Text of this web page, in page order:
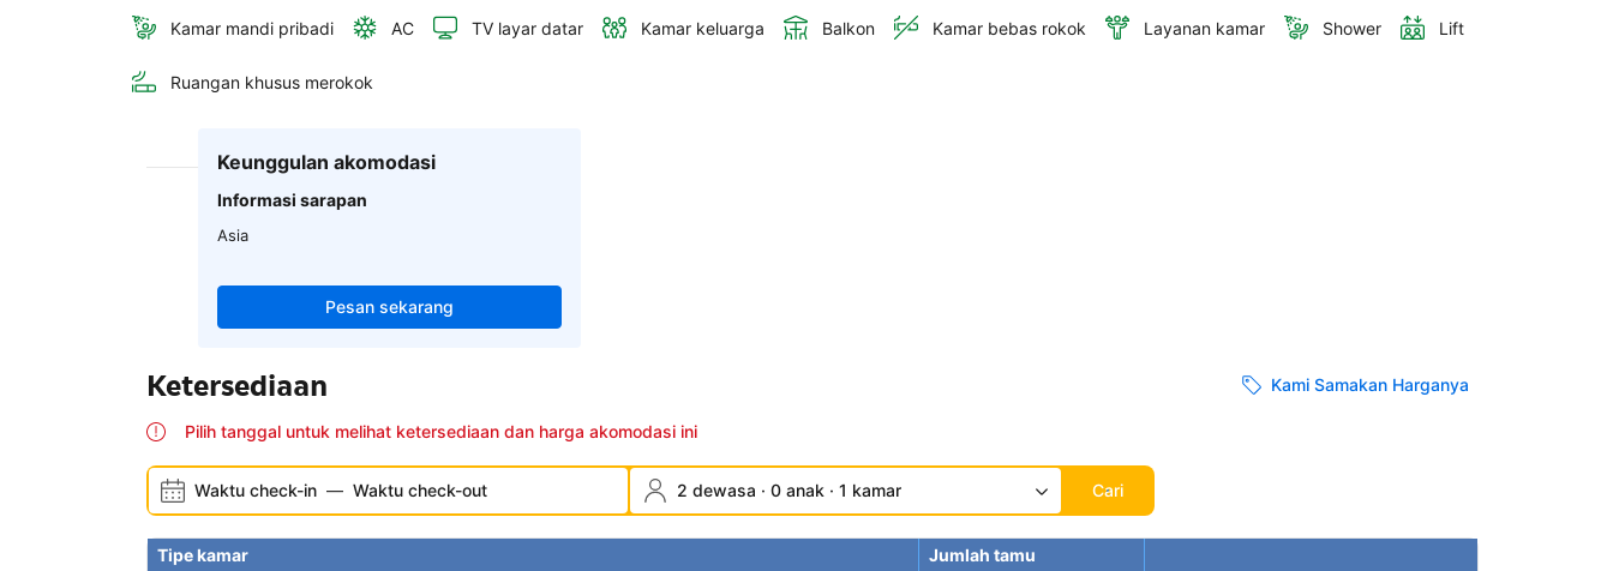
Kamar mandi pribadi AC TV layar datar Kamar keluarga Balkon Kamar bebas rokok Layanan kamar Shower Lift
Ruangan khusus merokok
Keunggulan akomodasi
Informasi sarapan
Asia
Pesan sekarang
Ketersediaan Kami Samakan Harganya
Pilih tanggal untuk melihat ketersediaan dan harga akomodasi ini
Waktu check-in — Waktu check-out 2 dewasa · 0 anak · 1 kamar Cari
Tipe kamar
Jumlah tamu